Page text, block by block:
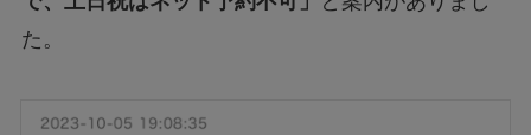
た。